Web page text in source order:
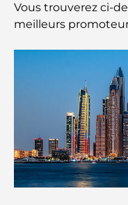
Investors and
Best Schools in
Que faire à
profiter de la
Cadeaux de
présents
Vous trouverez ci-
meilleurs